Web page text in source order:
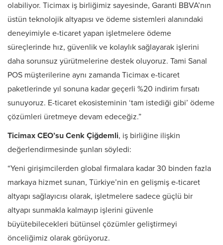
olabiliyor. Ticimax iş birliğimiz sayesinde, Garanti BBVA’nın
üstün teknolojik altyapısı ve ödeme sistemleri alanındaki
deneyimiyle e-ticaret yapan işletmelere ödeme
süreçlerinde hız, güvenlik ve kolaylık sağlayarak işlerini
daha sorunsuz yürütmelerine destek oluyoruz. Tami Sanal
POS müşterilerine aynı zamanda Ticimax e-ticaret
paketlerinde yıl sonuna kadar geçerli %20 indirim fırsatı
sunuyoruz. E-ticaret ekosisteminin ‘tam istediği gibi’ ödeme
çözümleri üretmeye devam edeceğiz.”
Ticimax CEO’su Cenk Çiğdemli, iş birliğine ilişkin
değerlendirmesinde şunları söyledi:
“Yeni girişimcilerden global firmalara kadar 30 binden fazla
markaya hizmet sunan, Türkiye’nin en gelişmiş e-ticaret
altyapı sağlayıcısı olarak, işletmelere sadece güçlü bir
altyapı sunmakla kalmayıp işlerini güvenle
büyütebilecekleri bütünsel çözümler geliştirmeyi
önceliğimiz olarak görüyoruz.